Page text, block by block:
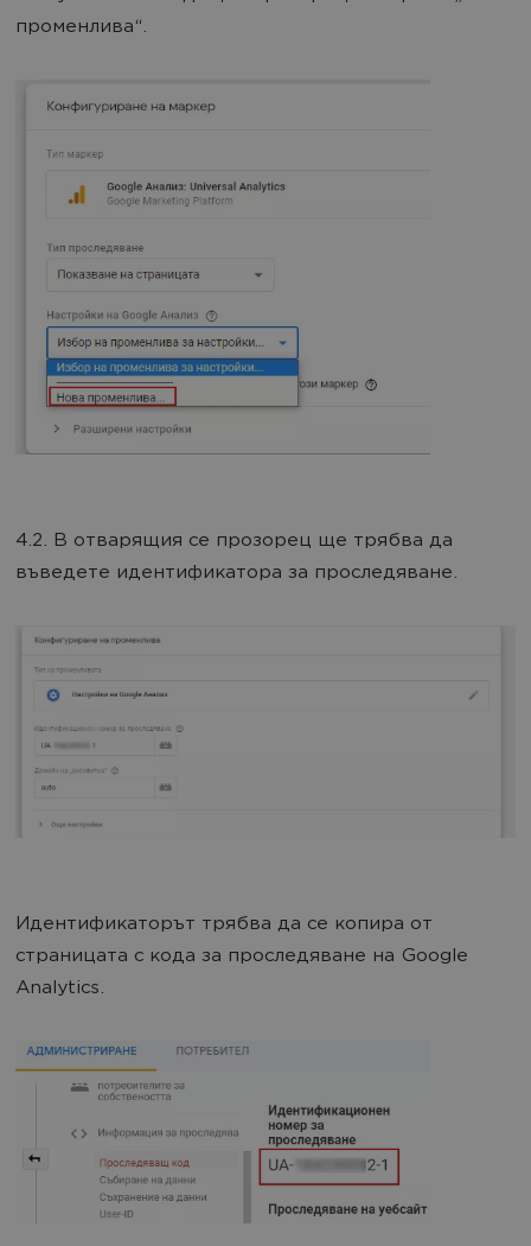
променлива“.
4.2. В отварящия се прозорец ще трябва да
въведете идентификатора за проследяване.
Идентификаторът трябва да се копира от
страницата с кода за проследяване на Google
Analytics.